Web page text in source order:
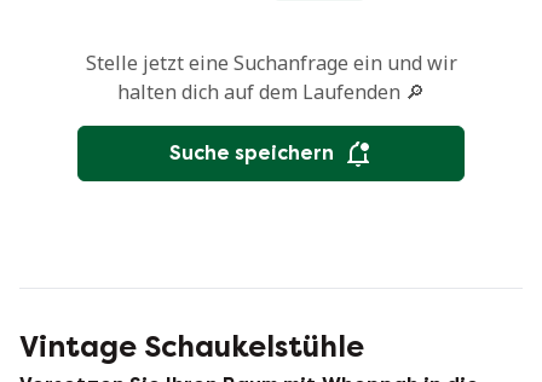
Stelle jetzt eine Suchanfrage ein und wir
halten dich auf dem Laufenden 🔎
Suche speichern
Vintage Schaukelstühle